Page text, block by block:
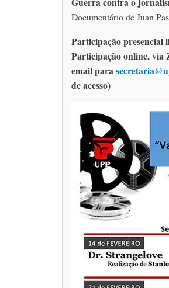
Documentário de Juan
Participação presencial
Participação online, via
email para
de acesso)